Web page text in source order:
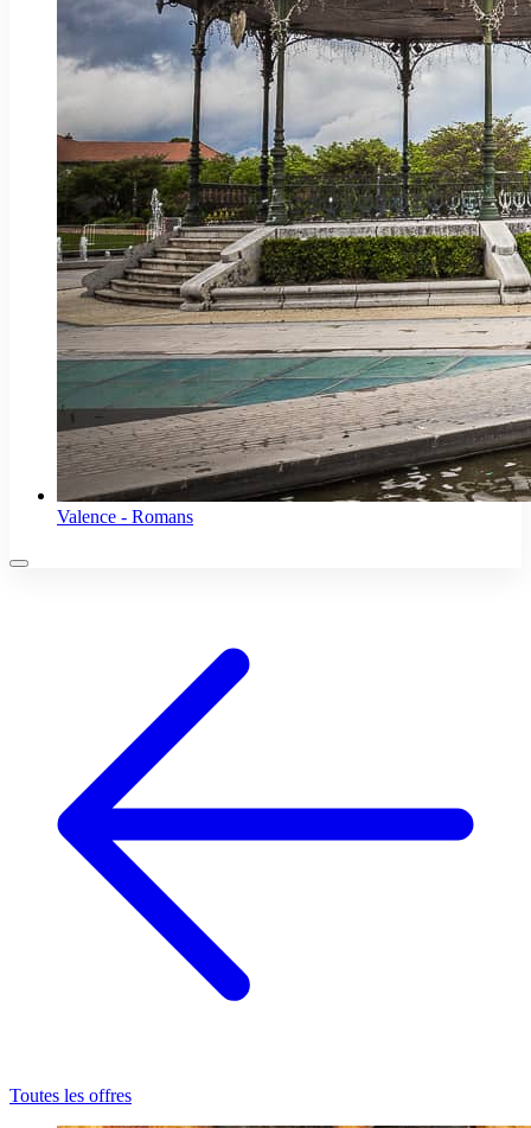
Valence - Romans
Toutes les offres